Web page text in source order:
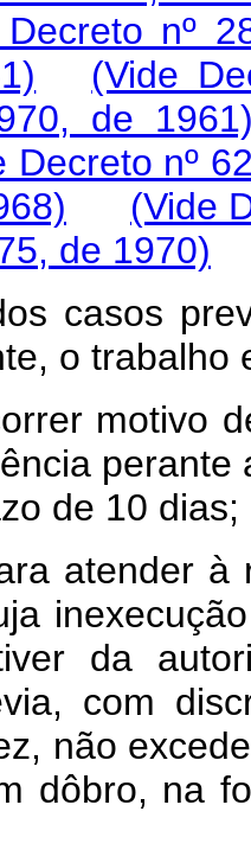
Decreto nº
(Vide
de
Decreto nº
(Vide
de 1970)
casos
o trabalho
motivo
de 10 dias;
atender à
da
com
não
dôbro, na